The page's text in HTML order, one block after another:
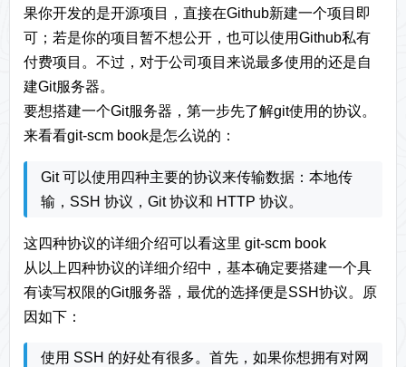
果你开发的是开源项目，直接在Github新建一个项目即
可；若是你的项目暂不想公开，也可以使用Github私有
付费项目。不过，对于公司项目来说最多使用的还是自
建Git服务器。
要想搭建一个Git服务器，第一步先了解git使用的协议。
来看看git-scm book是怎么说的：
Git 可以使用四种主要的协议来传输数据：本地传
输，SSH 协议，Git 协议和 HTTP 协议。
这四种协议的详细介绍可以看这里 git-scm book
从以上四种协议的详细介绍中，基本确定要搭建一个具
有读写权限的Git服务器，最优的选择便是SSH协议。原
因如下：
使用 SSH 的好处有很多。首先，如果你想拥有对网